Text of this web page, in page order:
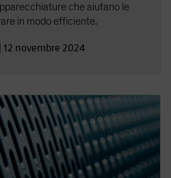
che aiutano le
in modo efficiente.
12 novembre 2024